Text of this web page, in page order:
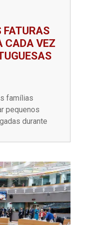
FATURAS
CADA VEZ
famílias
pequenos
durante